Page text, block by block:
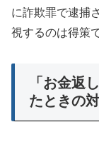
に詐欺罪で逮捕
視するのは得策
「お金返
たときの